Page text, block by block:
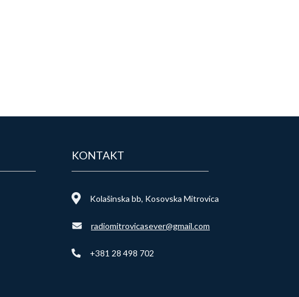
KONTAKT
Kolašinska bb, Kosovska Mitrovica
radiomitrovicasever@gmail.com
+381 28 498 702